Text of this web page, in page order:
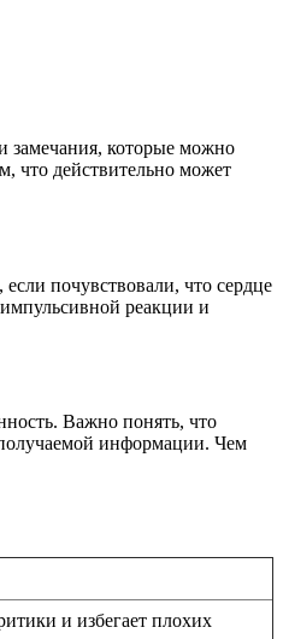
замечания, которые можно
что действительно может
почувствовали, что сердце
импульсивной реакции и
Важно понять, что
информации. Чем
и избегает плохих